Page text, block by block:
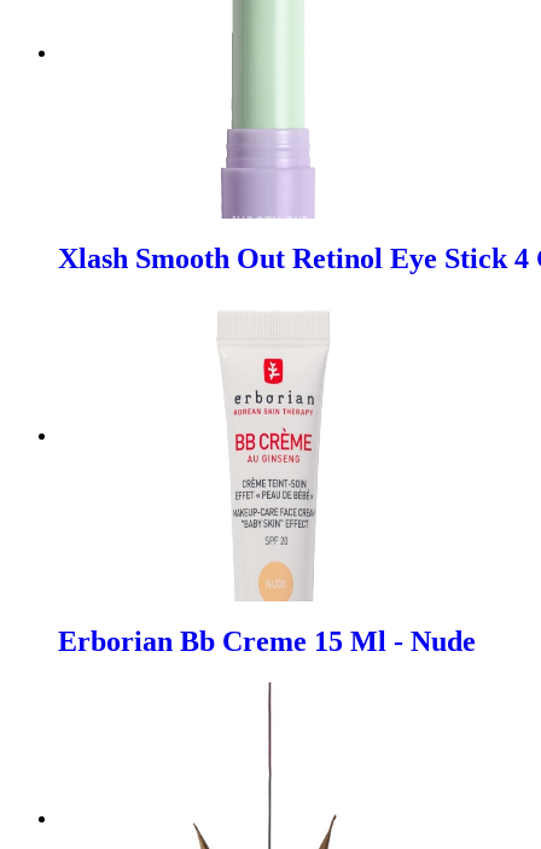
Xlash Smooth Out Retinol Eye Stick 4
Erborian Bb Creme 15 Ml - Nude